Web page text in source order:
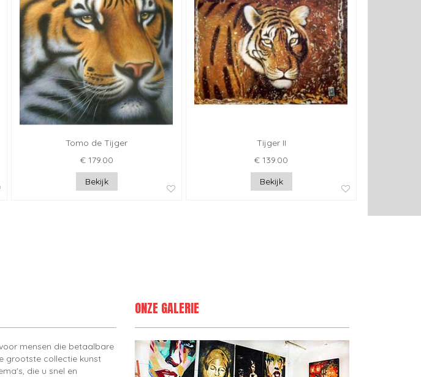
Tomo de Tijger
€ 179.00
Bekijk
Tijger II
€ 139.00
Bekijk
mensen die betaalbare
grootste collectie kunst
die u snel en
ONZE GALERIE